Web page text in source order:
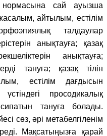
нормасына сай ауызша
айтылым, естілім
талдаулар
анықтауға; қазақ
анықтауға;
тануға; қазақ тілін
естілім дағдысын
просодикалық
сипатын тануға болады.
сөз, әрі метабелгіленім
Мақсатыңызға қарай